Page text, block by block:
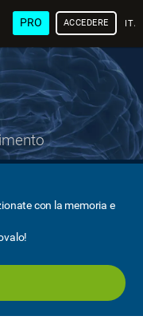
PRO ACCEDERE
con la memoria e